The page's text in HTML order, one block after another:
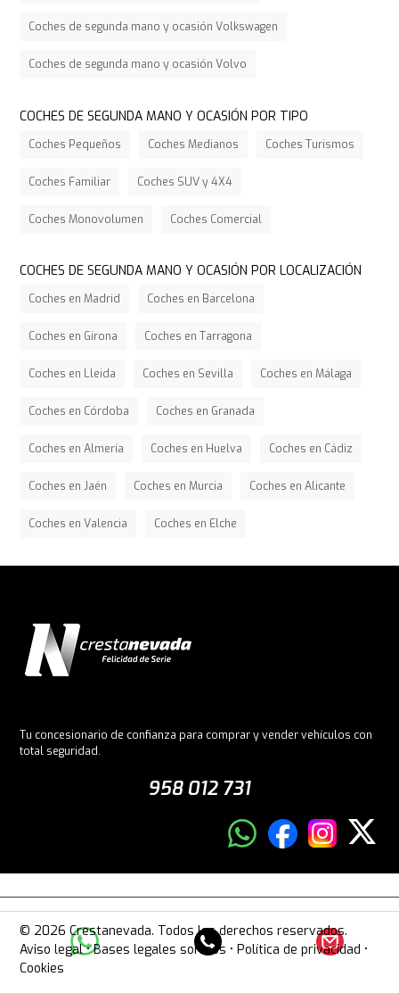
Coches de segunda mano y ocasión Volkswagen
Coches de segunda mano y ocasión Volvo
COCHES DE SEGUNDA MANO Y OCASIÓN POR TIPO
Coches Pequeños Coches Medianos Coches Turismos
Coches Familiar Coches SUV y 4X4
Coches Monovolumen Coches Comercial
COCHES DE SEGUNDA MANO Y OCASIÓN POR LOCALIZACIÓN
Coches en Madrid Coches en Barcelona
Coches en Girona Coches en Tarragona
Coches en Lleida Coches en Sevilla Coches en Málaga
Coches en Córdoba Coches en Granada
Coches en Almería Coches en Huelva Coches en Cádiz
Coches en Jaén Coches en Murcia Coches en Alicante
Coches en Valencia Coches en Elche
Tu concesionario de confianza para comprar y vender vehículos con
total seguridad.
958 012 731
© 2026 Crestanevada. Todos los derechos reservados.
Aviso legal•Bases legales sorteos •Política de privacidad •
Cookies